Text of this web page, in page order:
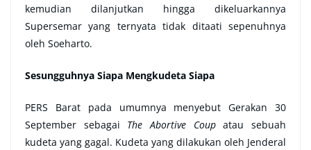
kemudian dilanjutkan hingga dikeluarkannya
Supersemar yang ternyata tidak ditaati sepenuhnya
oleh Soeharto.
Sesungguhnya Siapa Mengkudeta Siapa
PERS Barat pada umumnya menyebut Gerakan 30
September sebagai The Abortive Coupatau sebuah
kudeta yang gagal. Kudeta yang dilakukan oleh Jenderal